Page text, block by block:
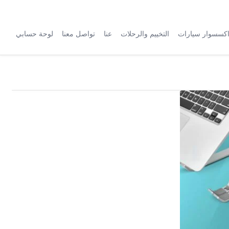
سيارات التخييم والرحلات عنا تواصل معنا لوحة حسابي